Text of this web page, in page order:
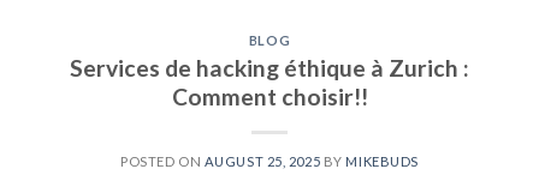
BLOG
Services de hacking éthique à Zurich :
Comment choisir!!
POSTED ON AUGUST 25, 2025 BY MIKEBUDS